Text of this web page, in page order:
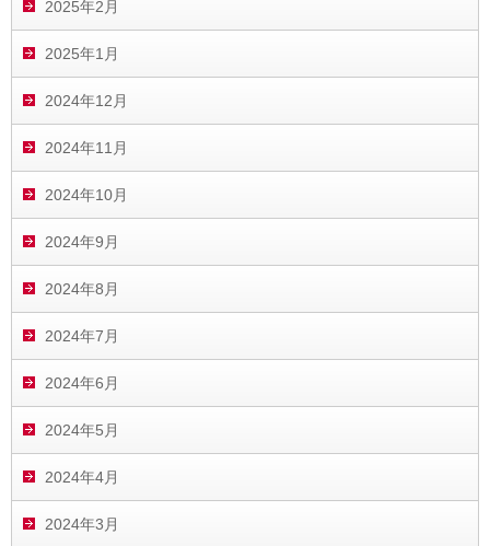
2025年2月
2025年1月
2024年12月
2024年11月
2024年10月
2024年9月
2024年8月
2024年7月
2024年6月
2024年5月
2024年4月
2024年3月